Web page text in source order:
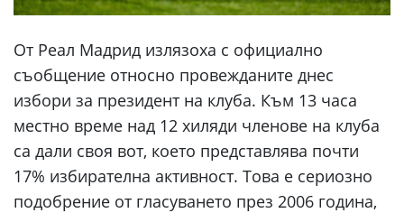
От Реал Мадрид излязоха с официално
съобщение относно провежданите днес
избори за президент на клуба. Към 13 часа
местно време над 12 хиляди членове на клуба
са дали своя вот, което представлява почти
17% избирателна активност. Това е сериозно
подобрение от гласуването през 2006 година,